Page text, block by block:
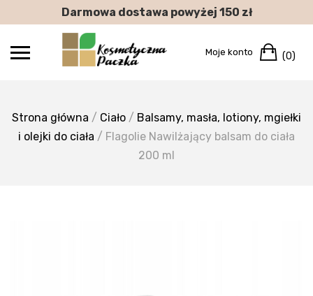
to
Darmowa dostawa powyżej 150 zł
Moje konto (0)
Strona główna / Ciało / Balsamy, masła, lotiony, mgiełki
i olejki do ciała / Flagolie Nawilżający balsam do ciała
200 ml